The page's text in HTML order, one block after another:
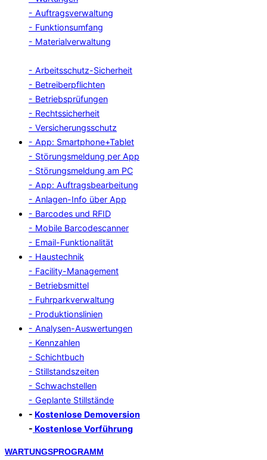
- Auftragsverwaltung
- Funktionsumfang
- Materialverwaltung
- Arbeitsschutz-Sicherheit
- Betreiberpflichten
- Betriebsprüfungen
- Rechtssicherheit
- Versicherungsschutz
- App: Smartphone+Tablet
- Störungsmeldung per App
- Störungsmeldung am PC
- App: Auftragsbearbeitung
- Anlagen-Info über App
- Barcodes und RFID
- Mobile Barcodescanner
- Email-Funktionalität
- Haustechnik
- Facility-Management
- Betriebsmittel
- Fuhrparkverwaltung
- Produktionslinien
- Analysen-Auswertungen
- Kennzahlen
- Schichtbuch
- Stillstandszeiten
- Schwachstellen
- Geplante Stillstände
- Kostenlose Demoversion
- Kostenlose Vorführung
Zum
WARTUNGSPROGRAMM